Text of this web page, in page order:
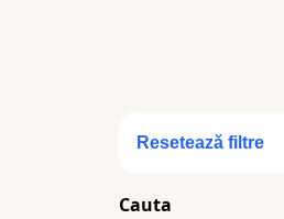
Resetează filtre
Cauta